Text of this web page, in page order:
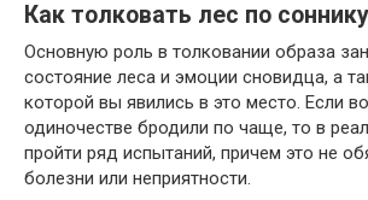
Как толковать лес по
Основную роль в толковании образа
состояние леса и эмоции сновидца, а
которой вы явились в это место. Если
одиночестве бродили по чаще, то в
пройти ряд испытаний, причем это не
болезни или неприятности.